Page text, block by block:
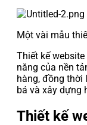
Một vài mẫu
Thiết kế
năng của nền
hàng, đồng thời
bá và xây dựng
Thiết kế